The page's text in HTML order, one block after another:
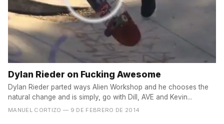
Dylan Rieder on Fucking Awesome
Dylan Rieder parted ways Alien Workshop and he chooses the
natural change and is simply, go with Dill, AVE and Kevin...
MANUEL CORTIZO — 9 DE FEBRERO DE 2014